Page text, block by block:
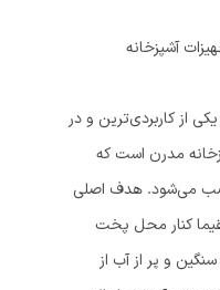
از کاربردی‌ترین و در
مدرن است که
نصب می‌شود. هدف اصلی
کنار محل پخت
و پر از آب از